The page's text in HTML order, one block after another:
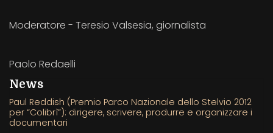
Moderatore - Teresio Valsesia, giornalista
Paolo Redaelli
News
Paul Reddish (Premio Parco Nazionale dello Stelvio 2012
per “Colibrì”): dirigere, scrivere, produrre e organizzare i
documentari